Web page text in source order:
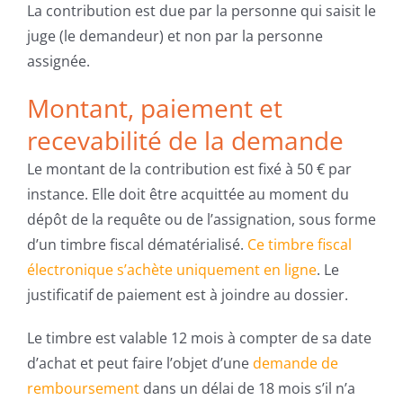
La contribution est due par la personne qui saisit le
juge (le demandeur) et non par la personne
assignée.
Montant, paiement et
recevabilité de la demande
Le montant de la contribution est fixé à 50 € par
instance. Elle doit être acquittée au moment du
dépôt de la requête ou de l’assignation, sous forme
d’un timbre fiscal dématérialisé. Ce timbre fiscal
électronique s’achète uniquement en ligne. Le
justificatif de paiement est à joindre au dossier.
Le timbre est valable 12 mois à compter de sa date
d’achat et peut faire l’objet d’unedemande de
remboursement dans un délai de 18 mois s’il n’a